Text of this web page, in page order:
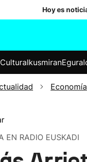
Hoy es
Elecciones
CulturaIkusmiran
Economía
EN RADIO EUSKADI